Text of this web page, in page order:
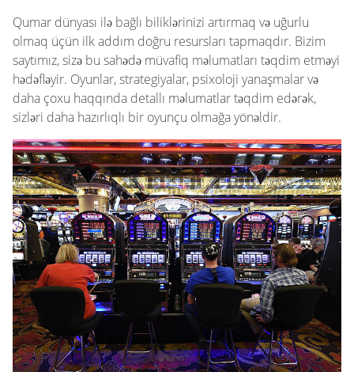
Qumar dünyası ilə bağlı biliklərinizi artırmaq və uğurlu
olmaq üçün ilk addım doğru resursları tapmaqdır. Bizim
saytımız, sizə bu sahədə müvafiq məlumatları təqdim etməyi
hədəfləyir. Oyunlar, strategiyalar, psixoloji yanaşmalar və
daha çoxu haqqında detallı məlumatlar təqdim edərək,
sizləri daha hazırlıqlı bir oyunçu olmağa yönəldir.